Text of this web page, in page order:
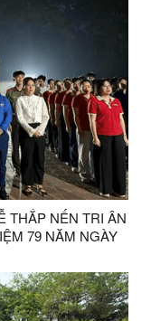
THẮP NẾN TRI ÂN
79 NĂM NGÀY